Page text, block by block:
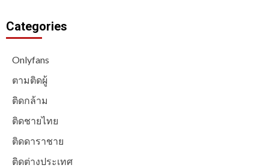
Categories
Onlyfans
ตามติดผู้
ติดกล้าม
ติดชายไทย
ติดดาราชาย
ติดต่างประเทศ